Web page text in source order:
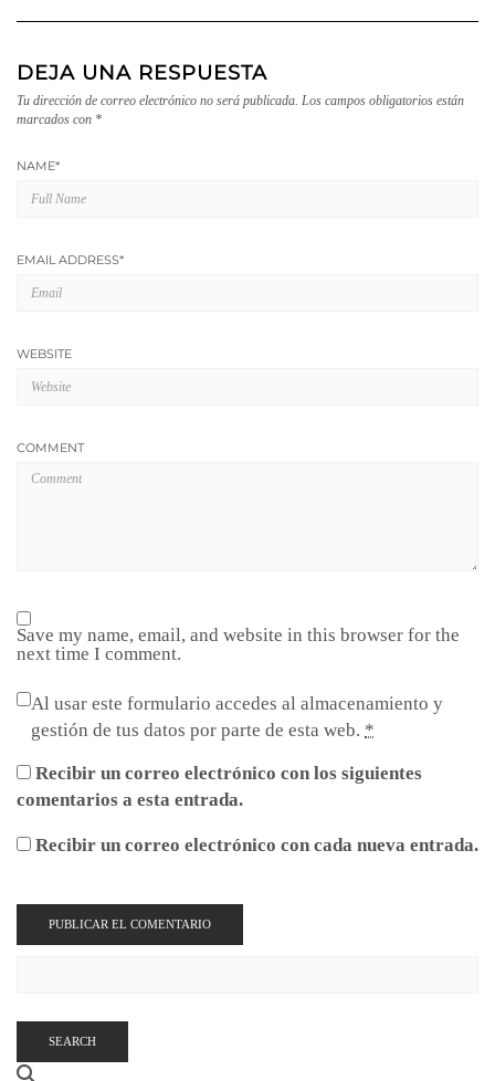
DEJA UNA RESPUESTA
Tu dirección de correo electrónico no será publicada. Los campos obligatorios están
marcados con *
NAME*
EMAIL ADDRESS*
WEBSITE
COMMENT
Save my name, email, and website in this browser for the
next time I comment.
Al usar este formulario accedes al almacenamiento y
gestión de tus datos por parte de esta web. *
Recibir un correo electrónico con los siguientes
comentarios a esta entrada.
Recibir un correo electrónico con cada nueva entrada.
SEARCH